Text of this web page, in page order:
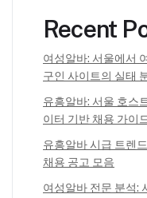
Recent
여성알바: 서울에서
구인 사이트의 실태
유흥알바: 서울 호스
이터 기반 채용 가이
유흥알바 시급 트렌
채용 공고 모음
여성알바 전문 분석: